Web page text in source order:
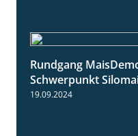
Rundgang
Schwerpunkt
19.09.2024